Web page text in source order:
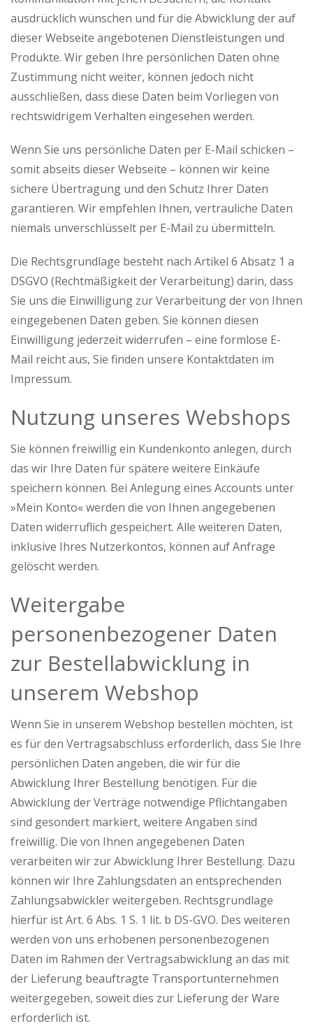
ausdrücklich wünschen und für die Abwicklung der auf
dieser Webseite angebotenen Dienstleistungen und
Produkte. Wir geben Ihre persönlichen Daten ohne
Zustimmung nicht weiter, können jedoch nicht
ausschließen, dass diese Daten beim Vorliegen von
rechtswidrigem Verhalten eingesehen werden.
Wenn Sie uns persönliche Daten per E-Mail schicken –
somit abseits dieser Webseite – können wir keine
sichere Übertragung und den Schutz Ihrer Daten
garantieren. Wir empfehlen Ihnen, vertrauliche Daten
niemals unverschlüsselt per E-Mail zu übermitteln.
Die Rechtsgrundlage besteht nach Artikel 6 Absatz 1 a
DSGVO (Rechtmäßigkeit der Verarbeitung) darin, dass
Sie uns die Einwilligung zur Verarbeitung der von Ihnen
eingegebenen Daten geben. Sie können diesen
Einwilligung jederzeit widerrufen – eine formlose E-
Mail reicht aus, Sie finden unsere Kontaktdaten im
Impressum.
Nutzung unseres Webshops
Sie können freiwillig ein Kundenkonto anlegen, durch
das wir Ihre Daten für spätere weitere Einkäufe
speichern können. Bei Anlegung eines Accounts unter
»Mein Konto« werden die von Ihnen angegebenen
Daten widerruflich gespeichert. Alle weiteren Daten,
inklusive Ihres Nutzerkontos, können auf Anfrage
gelöscht werden.
Weitergabe
personenbezogener Daten
zur Bestellabwicklung in
unserem Webshop
Wenn Sie in unserem Webshop bestellen möchten, ist
es für den Vertragsabschluss erforderlich, dass Sie Ihre
persönlichen Daten angeben, die wir für die
Abwicklung Ihrer Bestellung benötigen. Für die
Abwicklung der Verträge notwendige Pflichtangaben
sind gesondert markiert, weitere Angaben sind
freiwillig. Die von Ihnen angegebenen Daten
verarbeiten wir zur Abwicklung Ihrer Bestellung. Dazu
können wir Ihre Zahlungsdaten an entsprechenden
Zahlungsabwickler weitergeben. Rechtsgrundlage
hierfür ist Art. 6 Abs. 1 S. 1 lit. b DS-GVO. Des weiteren
werden von uns erhobenen personenbezogenen
Daten im Rahmen der Vertragsabwicklung an das mit
der Lieferung beauftragte Transportunternehmen
weitergegeben, soweit dies zur Lieferung der Ware
erforderlich ist.